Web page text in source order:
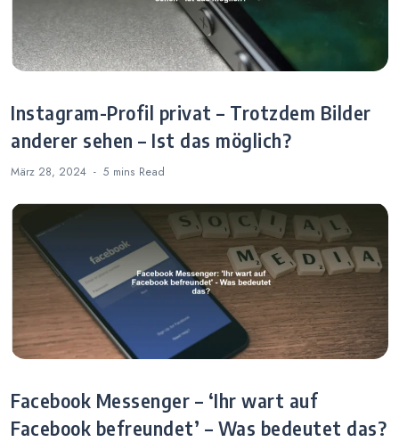
Instagram-Profil privat – Trotzdem Bilder
anderer sehen – Ist das möglich?
März 28, 2024 5 mins Read
Facebook Messenger – ‘Ihr wart auf
Facebook befreundet’ – Was bedeutet das?